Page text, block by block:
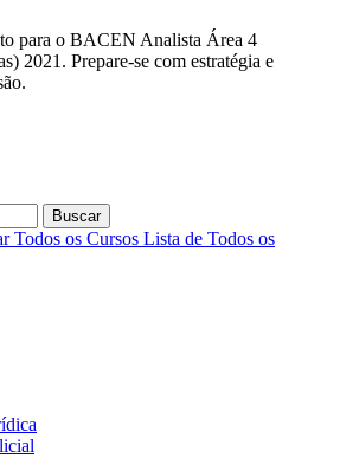
para o BACEN Analista Área 4
2021. Prepare-se com estratégia e
Buscar
Todos os Cursos Lista de Todos os